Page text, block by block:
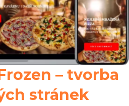
– tvorba
stránek